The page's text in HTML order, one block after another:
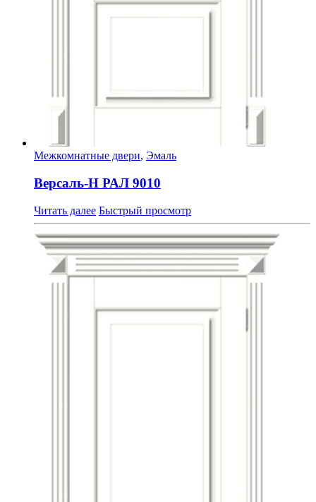
Межкомнатные двери, Эмаль
Версаль-Н РАЛ 9010
Читать далее Быстрый просмотр